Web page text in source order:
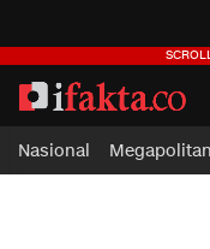
ifakta.co
#pastibenar
Nasional Megapolitan